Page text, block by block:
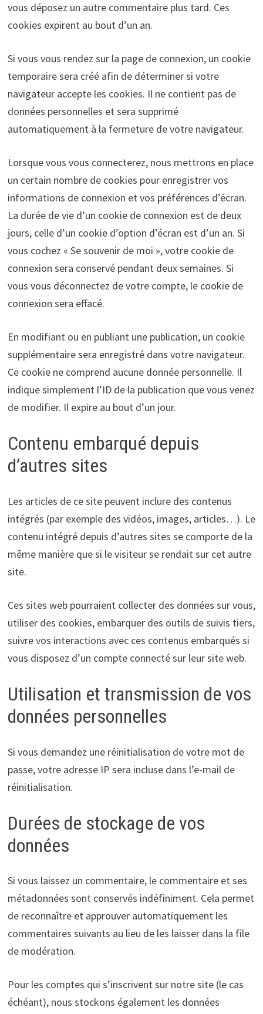
vous déposez un autre commentaire plus tard. Ces
cookies expirent au bout d’un an.
Si vous vous rendez sur la page de connexion, un cookie
temporaire sera créé afin de déterminer si votre
navigateur accepte les cookies. Il ne contient pas de
données personnelles et sera supprimé
automatiquement à la fermeture de votre navigateur.
Lorsque vous vous connecterez, nous mettrons en place
un certain nombre de cookies pour enregistrer vos
informations de connexion et vos préférences d’écran.
La durée de vie d’un cookie de connexion est de deux
jours, celle d’un cookie d’option d’écran est d’un an. Si
vous cochez « Se souvenir de moi », votre cookie de
connexion sera conservé pendant deux semaines. Si
vous vous déconnectez de votre compte, le cookie de
connexion sera effacé.
En modifiant ou en publiant une publication, un cookie
supplémentaire sera enregistré dans votre navigateur.
Ce cookie ne comprend aucune donnée personnelle. Il
indique simplement l’ID de la publication que vous venez
de modifier. Il expire au bout d’un jour.
Contenu embarqué depuis
d’autres sites
Les articles de ce site peuvent inclure des contenus
intégrés (par exemple des vidéos, images, articles…). Le
contenu intégré depuis d’autres sites se comporte de la
même manière que si le visiteur se rendait sur cet autre
site.
Ces sites web pourraient collecter des données sur vous,
utiliser des cookies, embarquer des outils de suivis tiers,
suivre vos interactions avec ces contenus embarqués si
vous disposez d’un compte connecté sur leur site web.
Utilisation et transmission de vos
données personnelles
Si vous demandez une réinitialisation de votre mot de
passe, votre adresse IP sera incluse dans l’e-mail de
réinitialisation.
Durées de stockage de vos
données
Si vous laissez un commentaire, le commentaire et ses
métadonnées sont conservés indéfiniment. Cela permet
de reconnaître et approuver automatiquement les
commentaires suivants au lieu de les laisser dans la file
de modération.
Pour les comptes qui s’inscrivent sur notre site (le cas
échéant), nous stockons également les données